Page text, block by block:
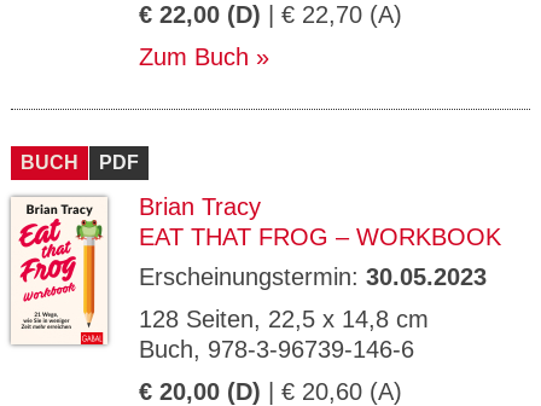
€ 22,00 (D) | € 22,70 (A)
Zum Buch
BUCH PDF
Brian Tracy
EAT THAT FROG – WORKBOOK
Erscheinungstermin: 30.05.2023
128 Seiten, 22,5 x 14,8 cm
Buch, 978-3-96739-146-6
€ 20,00 (D) | € 20,60 (A)